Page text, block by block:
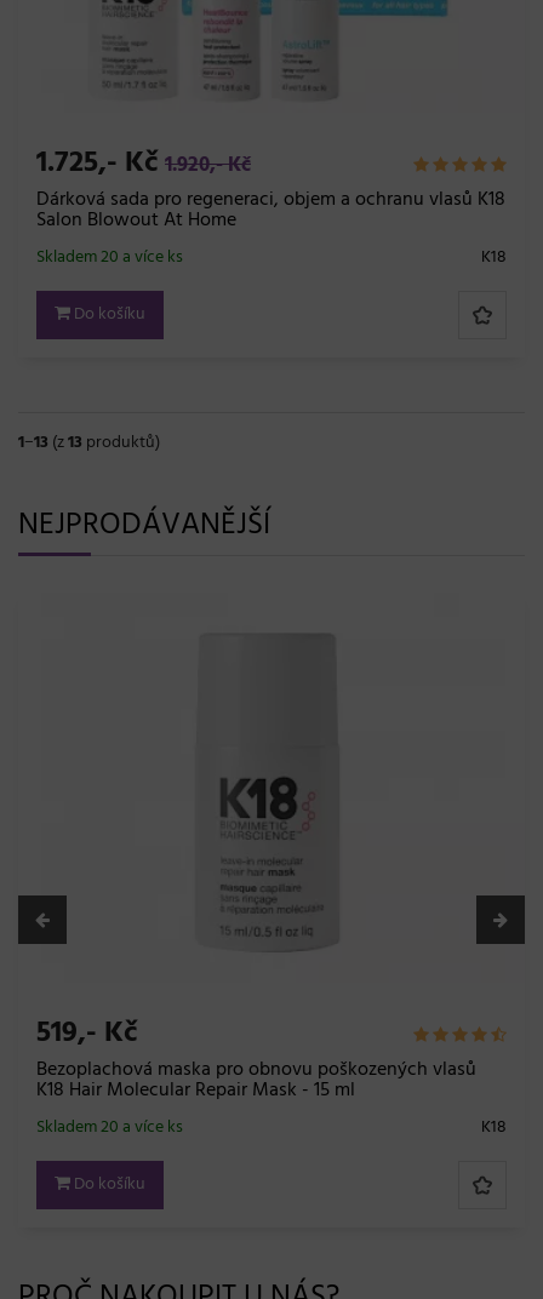
1.725,- Kč 1.920,- Kč
Dárková sada pro regeneraci, objem a ochranu vlasů K18
Salon Blowout At Home
K18
Skladem 20 a více ks
Do košíku
1−13 (z13 produktů)
NEJPRODÁVANĚJŠÍ
519,- Kč
Bezoplachová maska pro obnovu poškozených vlasů
K18 Hair Molecular Repair Mask - 15 ml
K18
Skladem 20 a více ks
Do košíku